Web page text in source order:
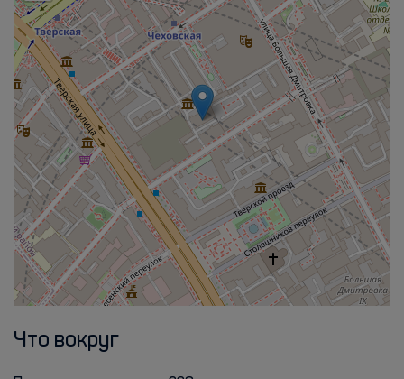
Что вокруг